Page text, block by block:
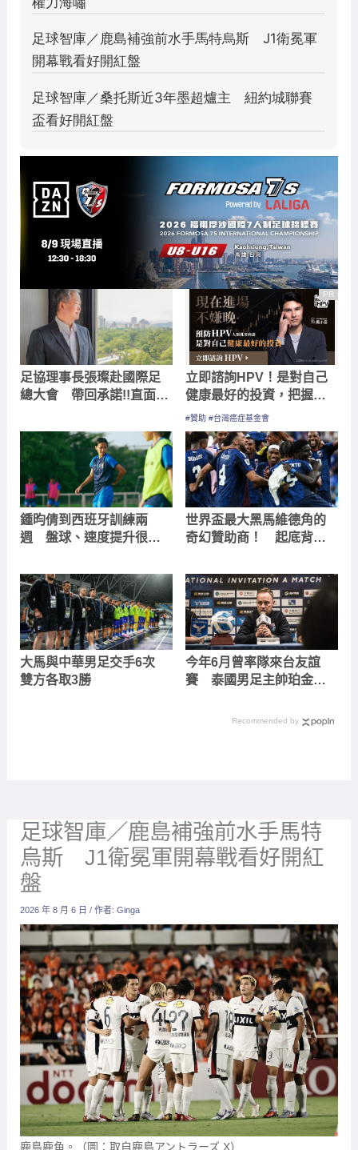
足協理事長張璨赴國際足
總大會 帶回承諾!!直面台
PR
立即諮詢HPV！是對自己
健康最好的投資，把握現
在不嫌晚！
#贊助 #台灣癌症基金會
鍾昀倩到西班牙訓練兩
週 盤球、速度提升很有
世界盃最大黑馬維德角的
奇幻贊助商！ 起底背後
故事
大馬與中華男足交手6次
雙方各取3勝
今年6月曾率隊來台友誼
賽 泰國男足主帥珀金因
Recommended by
足球智庫／鹿島補強前水手馬特
烏斯 J1衛冕軍開幕戰看好開紅
盤
2026 年 8 月 6 日/ 作者:Ginga
鹿島鹿角。（圖：取自鹿島アントラーズ X）